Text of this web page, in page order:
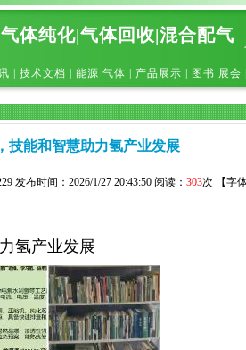
体纯化|气体回收|混合配气
技术文档 能源 气体 产品展示 图书 展会
技能和智慧助力氢产业发展
发布时间：2026/1/27 20:43:50 阅读： 303次 【字
氢产业发展